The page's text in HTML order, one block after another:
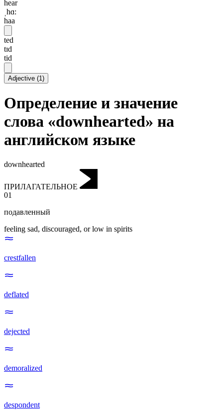
hear
ˌhɑ:
haa
ted
tɪd
tid
Adjective (1)
Определение и значение
слова «downhearted» на
английском языке
downhearted
ПРИЛАГАТЕЛЬНОЕ
01
подавленный
feeling sad, discouraged, or low in spirits
crestfallen
deflated
dejected
demoralized
despondent